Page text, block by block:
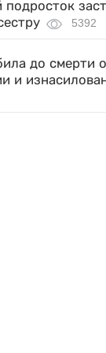
подросток
5392
до смерти
и